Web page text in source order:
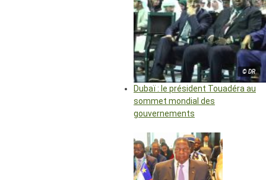
© DR
Dubaï : le président Touadéra au
sommet mondial des
gouvernements